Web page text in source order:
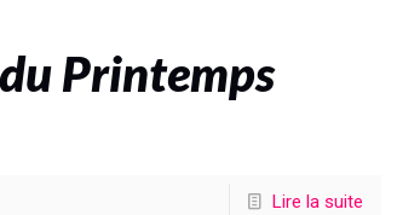
Printemps
Lire la suite